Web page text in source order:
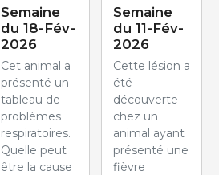
Semaine
du 18-Fév-
2026
Cet animal a
présenté un
tableau de
problèmes
respiratoires.
Quelle peut
être la cause
Semaine
du 11-Fév-
2026
Cette lésion a
été
découverte
chez un
animal ayant
présenté une
fièvre